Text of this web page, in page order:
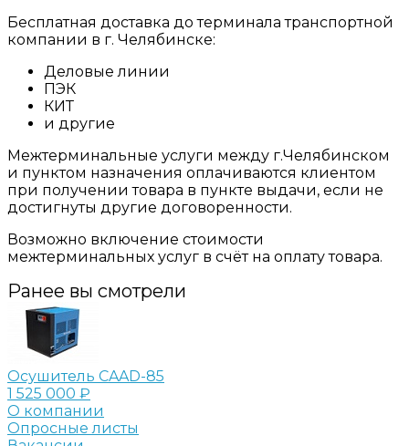
Бесплатная доставка до терминала транспортной
компании в г. Челябинске:
Деловые линии
ПЭК
КИТ
и другие
Межтерминальные услуги между г.Челябинском
и пунктом назначения оплачиваются клиентом
при получении товара в пункте выдачи, если не
достигнуты другие договоренности.
Возможно включение стоимости
межтерминальных услуг в счёт на оплату товара.
Ранее вы смотрели
Осушитель CAAD-85
1 525 000 ₽
О компании
Опросные листы